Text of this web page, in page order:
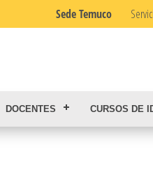
Sede Temuco
DOCENTES CURSOS DE